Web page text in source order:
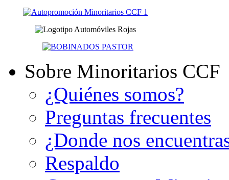
Sobre Minoritarios CCF
¿Quiénes somos?
Preguntas frecuentes
¿Donde nos
Respaldo